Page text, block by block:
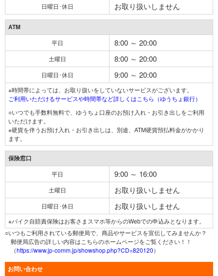
日曜日･休日 お取り扱いしません
ATM
平日 8:00 ～ 20:00
土曜日 8:00 ～ 20:00
日曜日･休日 9:00 ～ 20:00
※時間帯によっては、お取り扱いをしていないサービスがございます。
ご利用いただけるサービスや時間帯など詳しくはこちら（ゆうちょ銀行）
○いつでも手数料無料で、ゆうちょ口座のお預け入れ・お引き出しをご利用
いただけます。
※硬貨を伴うお預け入れ・お引き出しは、別途、ATM硬貨預払料金がかかり
ます。
保険窓口
平日 9:00 ～ 16:00
土曜日 お取り扱いしません
日曜日･休日 お取り扱いしません
※バイク自賠責保険はお客さまスマホ等からのWebでの申込みとなります。
○いつもご利用されている郵便局で、商品やサービスを宣伝してみませんか？
郵便局広告の詳しい内容はこちらのホームページをご覧ください！！
（https://www.jp-comm.jp/showshop.php?CD=820120）
お問い合わせ